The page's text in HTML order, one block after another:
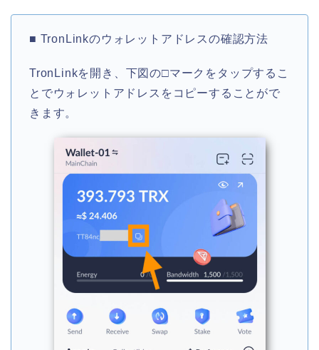
■ TronLinkのウォレットアドレスの確認方法
TronLinkを開き、下図の□マークをタップするこ
とでウォレットアドレスをコピーすることがで
きます。